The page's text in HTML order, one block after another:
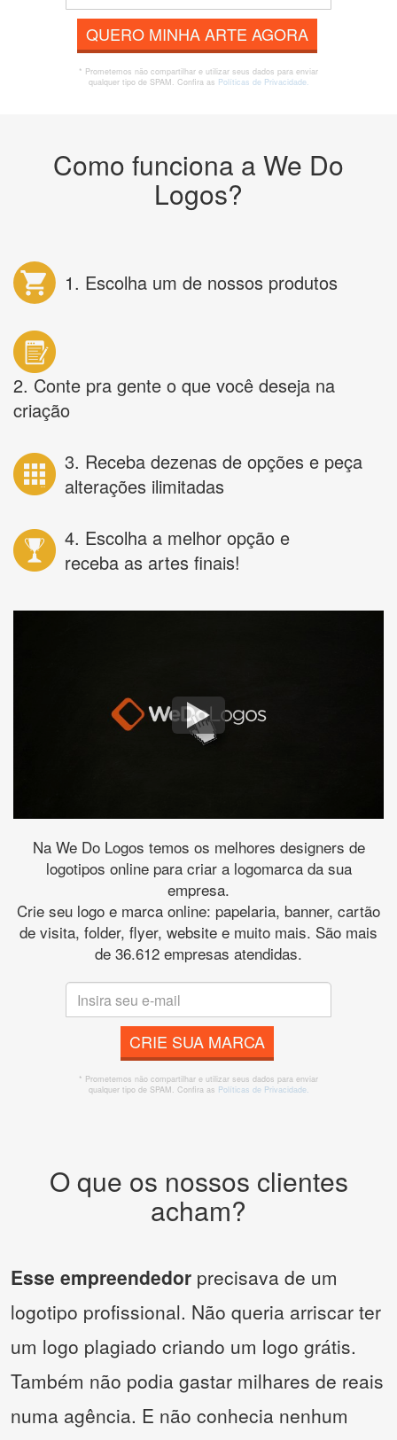
QUERO MINHA ARTE AGORA
* Prometemos não compartilhar e utilizar seus dados para enviar
qualquer tipo de SPAM. Confira as Políticas de Privacidade.
Como funciona a We Do
Logos?
1. Escolha um de nossos produtos
2. Conte pra gente o que você deseja na
criação
3. Receba dezenas de opções e peça
alterações ilimitadas
4. Escolha a melhor opção e
receba as artes finais!
Na We Do Logos temos os melhores designers de
logotipos online para criar a logomarca da sua
empresa.
Crie seu logo e marca online: papelaria, banner, cartão
de visita, folder, flyer, website e muito mais. São mais
de 36.612 empresas atendidas.
CRIE SUA MARCA
* Prometemos não compartilhar e utilizar seus dados para enviar
qualquer tipo de SPAM. Confira as Políticas de Privacidade.
O que os nossos clientes
acham?
Esse empreendedor precisava de um
logotipo profissional. Não queria arriscar ter
um logo plagiado criando um logo grátis.
Também não podia gastar milhares de reais
numa agência. E não conhecia nenhum